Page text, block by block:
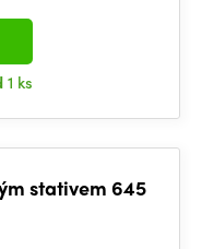
1 ks
stativem 645